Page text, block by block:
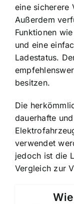
eine sicherere
Außerdem
Funktionen
und eine
Ladestatus.
besitzen.
Die
dauerhafte
verwendet
jedoch ist die
Vergleich zur